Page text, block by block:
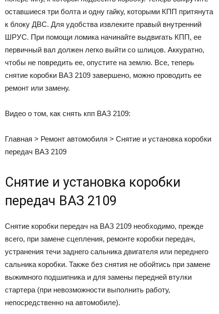
оставшиеся три болта и одну гайку, которыми КПП притянута
к блоку ДВС. Для удобства извлеките правый внутренний
ШРУС. При помощи ломика начинайте выдвигать КПП, ее
первичный вал должен легко выйти со шлицов. Аккуратно,
чтобы не повредить ее, опустите на землю. Все, теперь
снятие коробки ВАЗ 2109 завершено, можно проводить ее
ремонт или замену.
Видео о том, как снять кпп ВАЗ 2109:
Главная > Ремонт автомобиля > Снятие и установка коробки
передач ВАЗ 2109
Снятие и установка коробки
передач ВАЗ 2109
Снятие коробки передач на ВАЗ 2109 необходимо, прежде
всего, при замене сцепления, ремонте коробки передач,
устранения течи заднего сальника двигателя или переднего
сальника коробки. Также без снятия не обойтись при замене
выжимного подшипника и для замены передней втулки
стартера (при невозможности выполнить работу,
непосредственно на автомобиле).